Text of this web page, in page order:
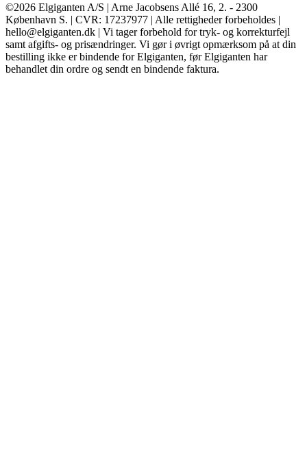
©2026 Elgiganten A/S | Arne Jacobsens Allé 16, 2. - 2300
København S. | CVR: 17237977 | Alle rettigheder forbeholdes |
hello@elgiganten.dk | Vi tager forbehold for tryk- og korrekturfejl
samt afgifts- og prisændringer. Vi gør i øvrigt opmærksom på at din
bestilling ikke er bindende for Elgiganten, før Elgiganten har
behandlet din ordre og sendt en bindende faktura.